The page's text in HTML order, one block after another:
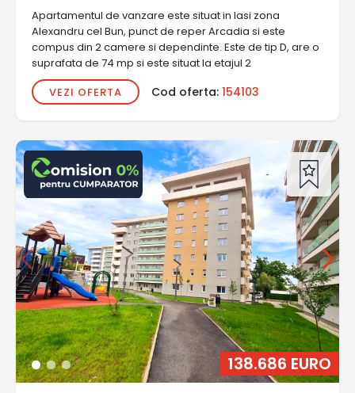
Apartamentul de vanzare este situat in Iasi zona
Alexandru cel Bun, punct de reper Arcadia si este
compus din 2 camere si dependinte. Este de tip D, are o
suprafata de 74 mp si este situat la etajul 2
VEZI OFERTA
Cod oferta: 154103
138.686 EURO